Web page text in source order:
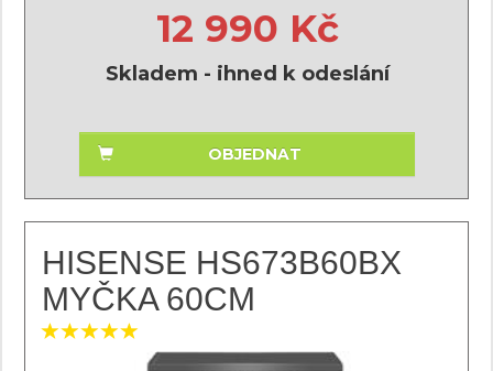
12 990 Kč
Skladem - ihned k odeslání
OBJEDNAT
HISENSE HS673B60BX
MYČKA 60CM